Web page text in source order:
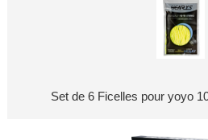
Set de 6 Ficelles pour yoyo